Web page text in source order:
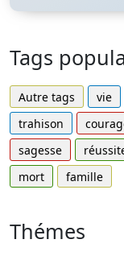
Tags
Autre tags vie
trahison
sagesse
mort
famille
Thémes